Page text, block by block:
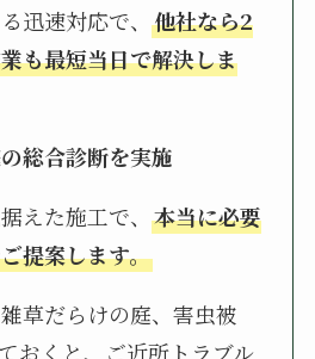
迅速対応で、他社なら2
も最短当日で解決しま
総合診断を実施
えた施工で、本当に必要
提案します。
草だらけの庭、害虫被
おくと、ご近所トラブル